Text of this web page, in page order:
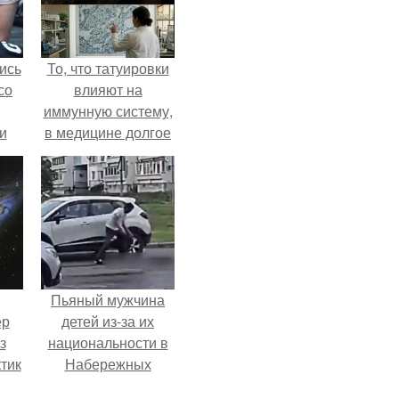
То, что татуировки
влияют на
иммунную систему,
в медицине долгое
время
рассматривалось
лишь как гипотеза.
Пьяный мужчина
детей из-за их
национальности в
Набережных